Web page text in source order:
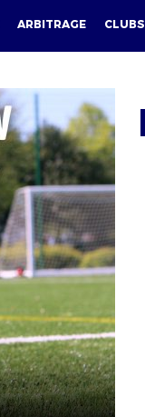
ARBITRAGE CLUBS